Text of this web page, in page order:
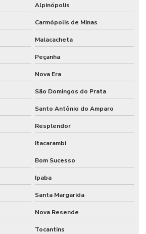
Alpinópolis
Carmópolis de Minas
Malacacheta
Peçanha
Nova Era
São Domingos do Prata
Santo Antônio do Amparo
Resplendor
Itacarambi
Bom Sucesso
Ipaba
Santa Margarida
Nova Resende
Tocantins